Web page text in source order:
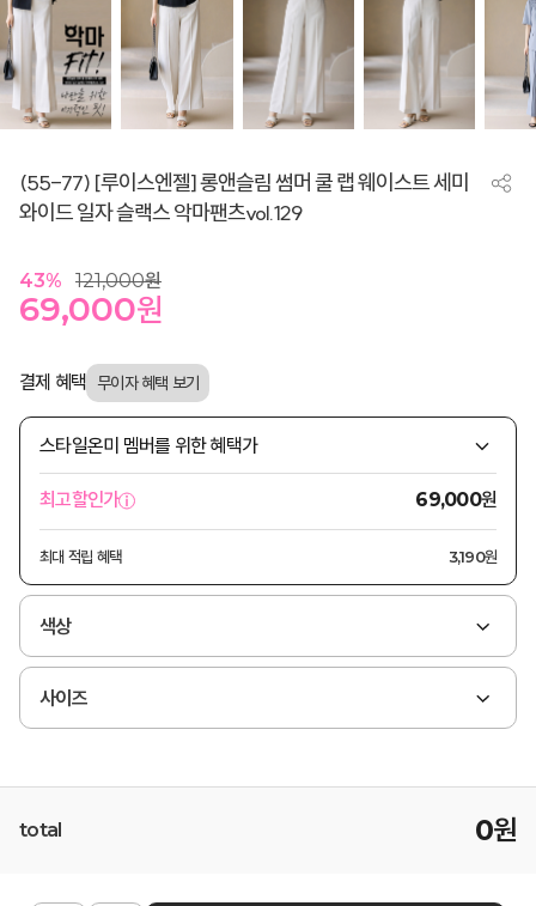
(55-77) [루이스엔젤] 롱앤슬림 썸머 쿨 랩 웨이스트 세미
와이드 일자 슬랙스 악마팬츠vol.129
43% 121,000원
69,000원
결제 혜택
스타일온미 멤버를 위한 혜택가
최고할인가 69,000원
최대 적립 혜택 3,190원
색상
사이즈
total 0원